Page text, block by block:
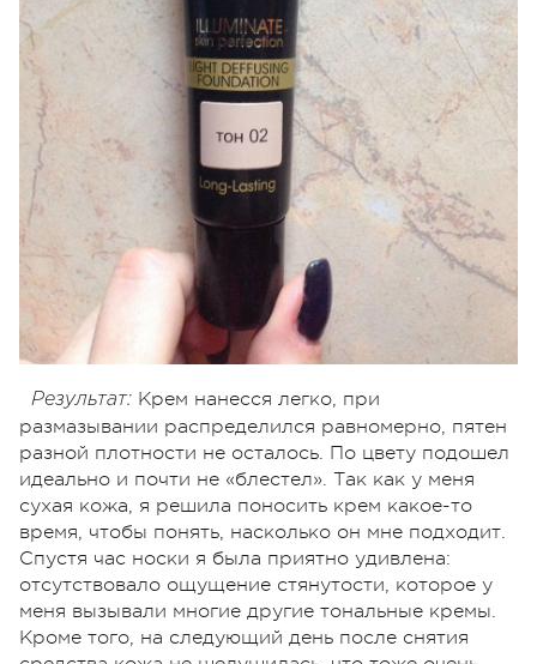
Результат: Крем нанесся легко, при
размазывании распределился равномерно, пятен
разной плотности не осталось. По цвету подошел
идеально и почти не «блестел». Так как у меня
сухая кожа, я решила поносить крем какое-то
время, чтобы понять, насколько он мне подходит.
Спустя час носки я была приятно удивлена:
отсутствовало ощущение стянутости, которое у
меня вызывали многие другие тональные кремы.
Кроме того, на следующий день после снятия